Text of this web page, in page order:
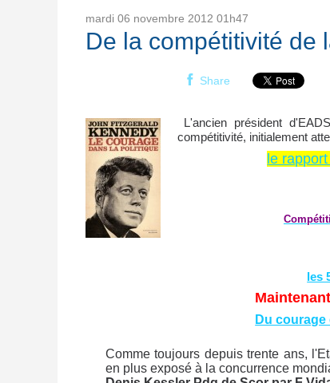
mardi 06 novembre 2012 01h47
De la compétitivité de
Share
L'ancien président
compétitivité, initialement
le rapport
les
Du
Comme toujours depuis trente ans,
en plus exposé à la concurrence